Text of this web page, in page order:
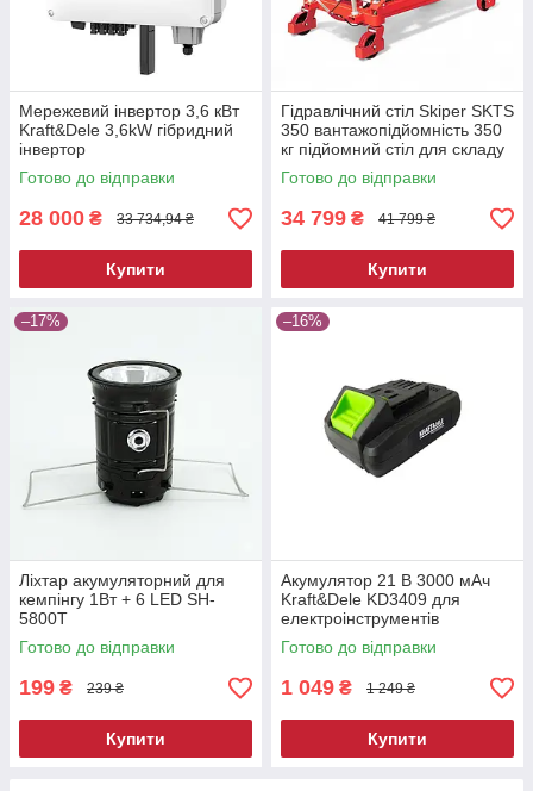
Мережевий інвертор 3,6 кВт
Kraft&Dele 3,6kW гібридний
інвертор
Готово до відправки
28 000 ₴ 33 734,94 ₴
Купити
Гідравлічний стіл Skiper SKTS
350 вантажопідйомність 350
кг підйомний стіл для складу
та СТО
Готово до відправки
34 799 ₴ 41 799 ₴
Купити
–17%
Ліхтар акумуляторний для
кемпінгу 1Вт + 6 LED SH-
5800T
Готово до відправки
199 ₴ 239 ₴
Купити
–16%
Акумулятор 21 В 3000 мАч
Kraft&Dele KD3409 для
електроінструментів
Готово до відправки
1 049 ₴ 1 249 ₴
Купити